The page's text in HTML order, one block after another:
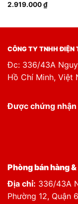
2.919.000₫
CÔNG TY TNHH ĐIỆN
Đc: 336/43A
Hồ Chí Minh, Việt
Được chứng nhận
Phòng bán hàng
Địa chỉ: 336/43A
Phường 12, Quận